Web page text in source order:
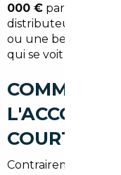
000 € par rapport
distributeur parisien
ou une berline de
qui se voit
COMMENT
COURTIER ?
Contrairement à ce